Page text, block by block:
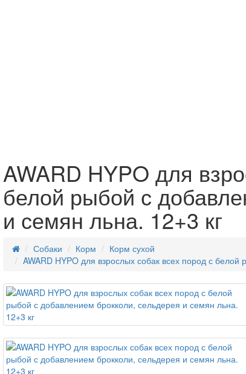
AWARD HYPO для
белой рыбой с
и семян льна. 12+3 кг
Собаки Корм
Корм сухой
AWARD HYPO для взрослых собак всех пород с